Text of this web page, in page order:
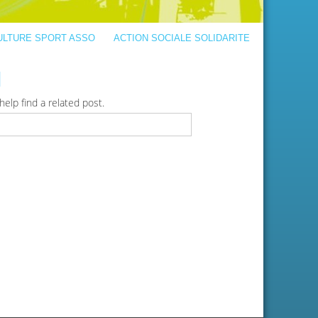
SPORT ASSO ACTION SOCIALE SOLIDARITE
find a related post.